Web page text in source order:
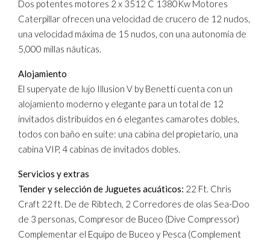
Dos potentes motores 2 x 3512 C 1380Kw Motores
Caterpillar ofrecen una velocidad de crucero de 12 nudos,
una velocidad máxima de 15 nudos, con una autonomía de
5,000 millas náuticas.
Alojamiento
El superyate de lujo Illusion V by Benetti cuenta con un
alojamiento moderno y elegante para un total de 12
invitados distribuidos en 6 elegantes camarotes dobles,
todos con baño en suite: una cabina del propietario, una
cabina VIP, 4 cabinas de invitados dobles.
Servicios y extras
Tender y selección de Juguetes acuáticos: 22 Ft. Chris
Craft 22 ft. De de Ribtech, 2 Corredores de olas Sea-Doo
de 3 personas, Compresor de Buceo (Dive Compressor)
Complementar el Equipo de Buceo y Pesca (Complement